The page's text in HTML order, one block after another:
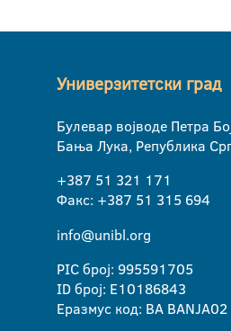
Универзитетски град
Булевар војводе Петра
Бања Лука, Република
+387 51 321 171
Факс: +387 51 315 694
info@unibl.org
PIC број: 995591705
ID број: E10186843
Еразмус код: BA BANJA02